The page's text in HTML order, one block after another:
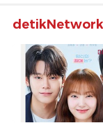
detikNetwork